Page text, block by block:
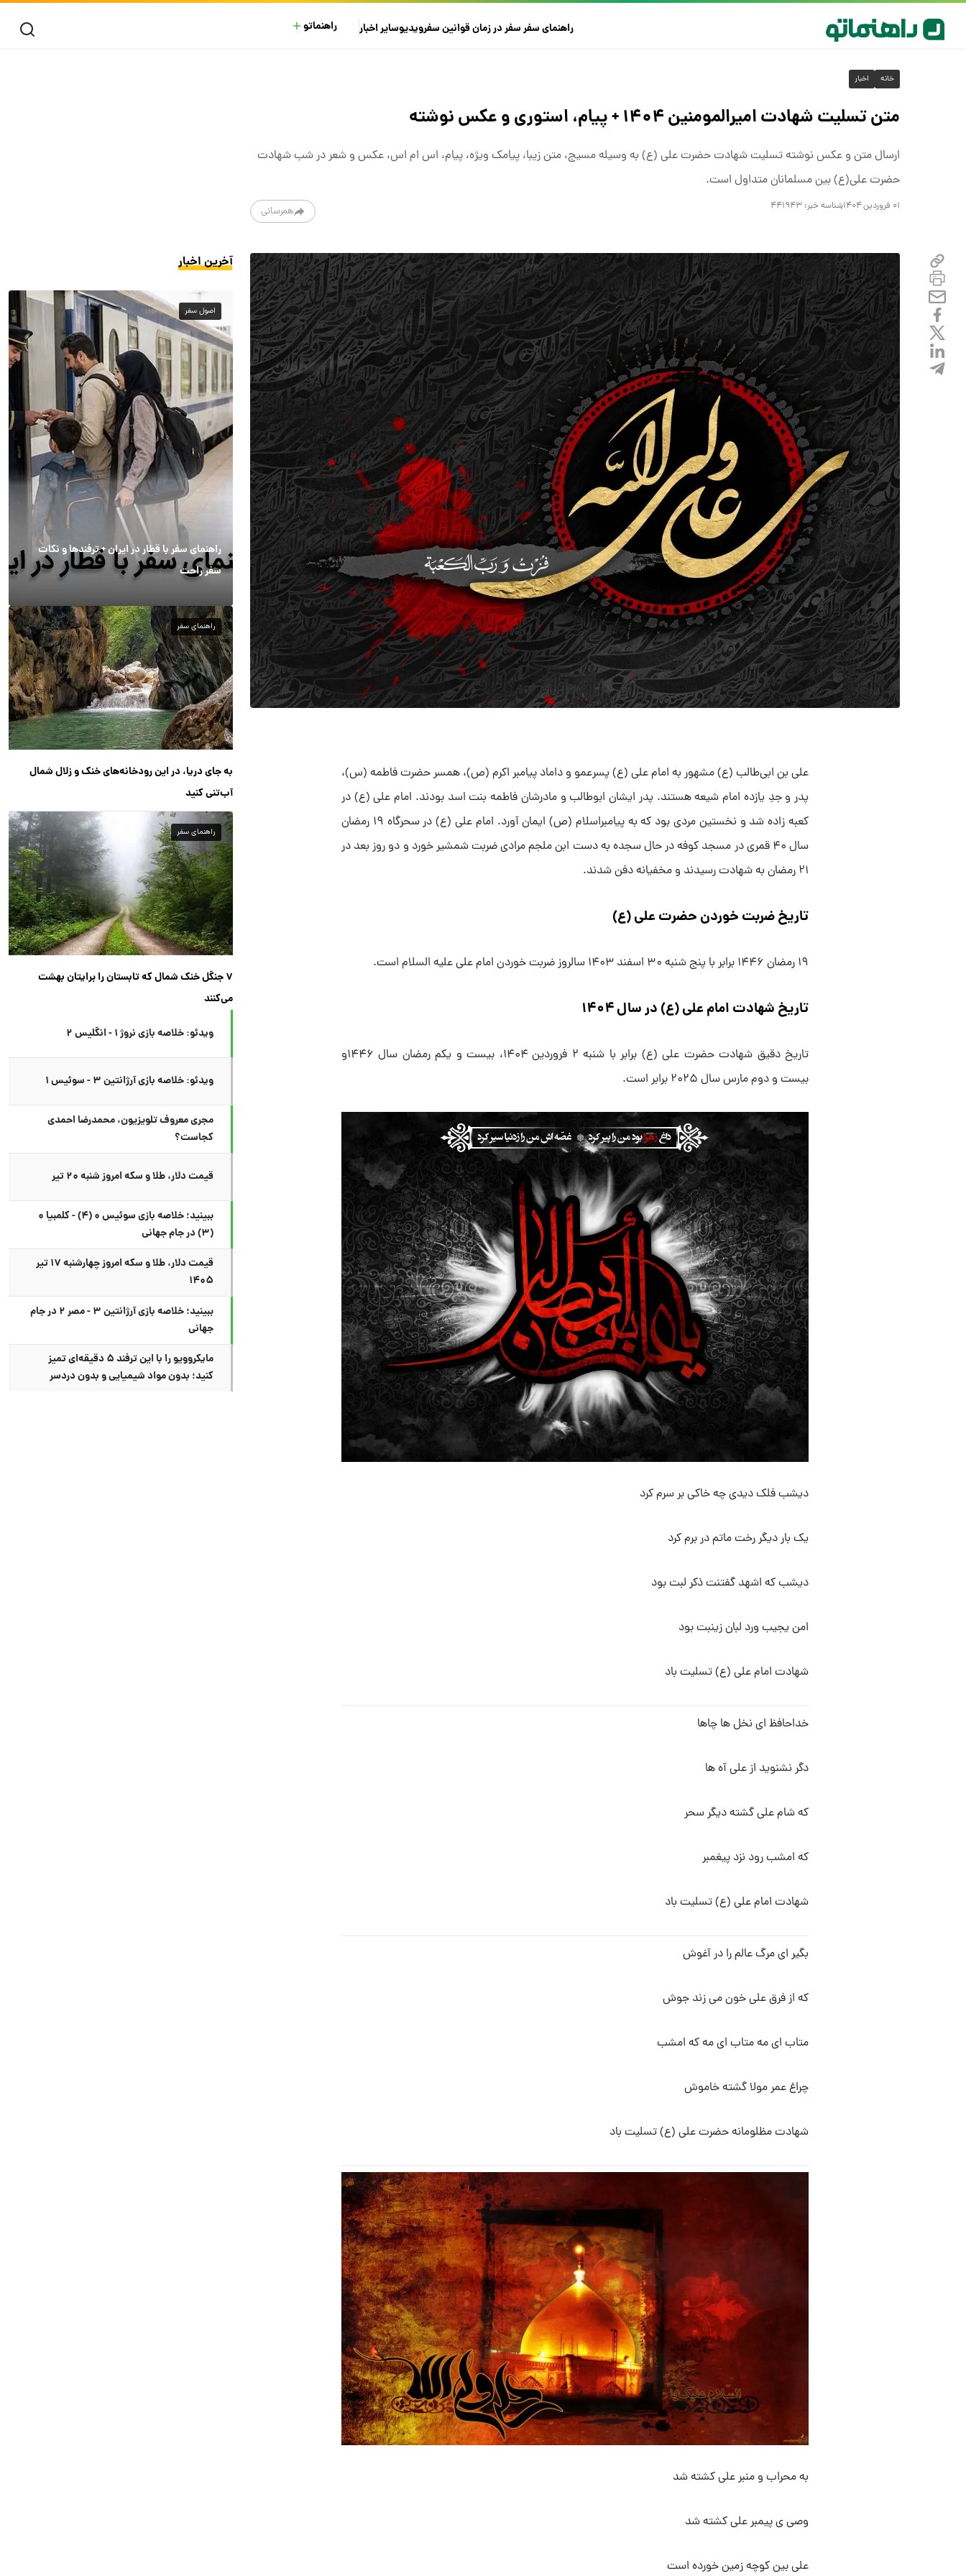
راهنمای سفرسفر در زمانقوانین سفرویدیوسایراخبار راهنماتو
خانه اخبار
متن تسلیت شهادت امیرالمومنین ۱۴۰۴ + پیام، استوری و عکس نوشته
ارسال متن و عکس نوشته تسلیت شهادت حضرت علی (ع) به وسیله مسیج، متن زیبا، پیامک ویژه، پیام، اس ام اس، عکس و شعر در شب شهادت
حضرت علی(ع) بین مسلمانان متداول است.
۰۱ فروردین ۱۴۰۴ شناسه خبر: ۴۴۱۹۴۳ همرسانی
علی بن ابی‌طالب (ع) مشهور به امام علی (ع) پسرعمو و داماد پیامبر اکرم (ص)، همسر حضرت فاطمه (س)،
پدر و جدِ یازده امام شیعه هستند. پدر ایشان ابوطالب و مادرشان فاطمه بنت اسد بودند. امام علی (ع) در
کعبه زاده شد و نخستین مردی بود که به پیامبراسلام (ص) ایمان آورد. امام علی (ع) در سحرگاه ۱۹ رمضان
سال ۴۰ قمری در مسجد کوفه در حال سجده به دست ابن ملجم مرادی ضربت شمشیر خورد و دو روز بعد در
۲۱ رمضان به شهادت رسیدند و مخفیانه دفن شدند.
تاریخ ضربت خوردن حضرت علی (ع)
۱۹ رمضان ۱۴۴۶ برابر با پنج شنبه ۳۰ اسفند ۱۴۰۳ سالروز ضربت خوردن امام علی علیه السلام است.
تاریخ شهادت امام علی (ع) در سال ۱۴۰۴
تاریخ دقیق شهادت حضرت علی (ع) برابر با شنبه ۲ فروردین ۱۴۰۴، بیست و یکم رمضان سال ۱۴۴۶و
بیست و دوم مارس سال ۲۰۲۵ برابر است.
دیشب فلک دیدی چه خاکی بر سرم کرد
یک بار دیگر رخت ماتم در برم کرد
دیشب که اشهد گفتنت ذکر لبت بود
امن یجیب ورد لبان زینبت بود
شهادت امام علی (ع) تسلیت باد
خداحافظ ای نخل ها چاها
دگر نشنوید از علی آه ها
که شام علی گشته دیگر سحر
که امشب رود نزد پیغمبر
شهادت امام علی (ع) تسلیت باد
بگیر ای مرگ عالم را در آغوش
که از فرق علی خون می زند جوش
متاب ای مه متاب ای مه که امشب
چراغ عمر مولا گشته خاموش
شهادت مظلومانه حضرت علی (ع) تسلیت باد
به محراب و منبر علی کشته شد
وصی ی پیمبر علی کشته شد
علی بین کوچه زمین خورده است
آخرین اخبار
اصول سفر
راهنمای سفر با قطار در ایران + ترفندها و نکات
سفر راحت
راهنمای سفر
به جای دریا، در این رودخانه‌های خنک و زلال شمال
آب‌تنی کنید
راهنمای سفر
۷ جنگل خنک شمال که تابستان را برایتان بهشت
می‌کنند
ویدئو: خلاصه بازی نروژ ۱ - انگلیس ۲
ویدئو: خلاصه بازی آرژانتین ۳ - سوئیس ۱
مجری معروف تلویزیون، محمدرضا احمدی
کجاست؟
قیمت دلار، طلا و سکه امروز شنبه ۲۰ تیر
ببینید؛ خلاصه بازی سوئیس ۰ (۴) - کلمبیا ۰
(۳) در جام جهانی
قیمت دلار، طلا و سکه امروز چهارشنبه ۱۷ تیر
۱۴۰۵
ببینید؛ خلاصه بازی آرژانتین ۳ - مصر ۲ در جام
جهانی
مایکروویو را با این ترفند ۵ دقیقه‌ای تمیز
کنید؛ بدون مواد شیمیایی و بدون دردسر